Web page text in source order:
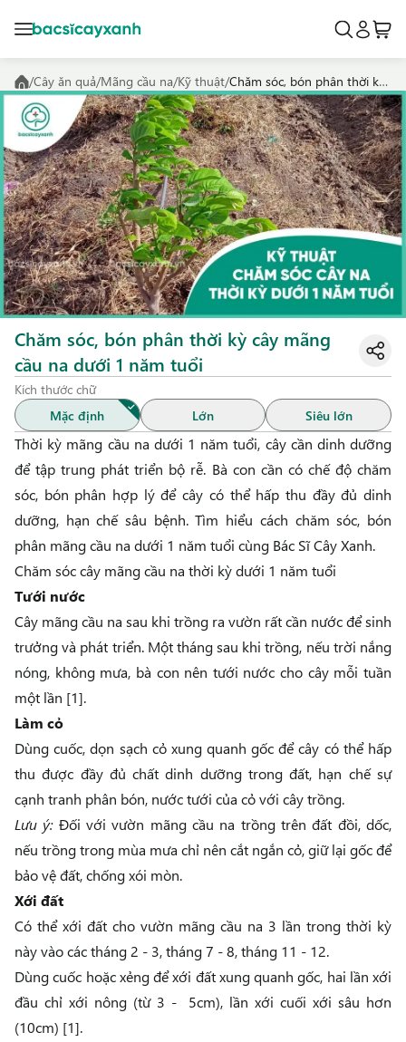
/Cây ăn quả/Mãng cầu na/Kỹ thuật/ Chăm sóc, bón phân thời kỳ cây mãng cầu na dưới 1 năm tuổi
Chăm sóc, bón phân thời kỳ cây mãng
cầu na dưới 1 năm tuổi
Kích thước chữ
Mặc định
Lớn Siêu lớn
Thời kỳ mãng cầu na dưới 1 năm tuổi, cây cần dinh dưỡng
để tập trung phát triển bộ rễ. Bà con cần có chế độ chăm
sóc, bón phân hợp lý để cây có thể hấp thu đầy đủ dinh
dưỡng, hạn chế sâu bệnh. Tìm hiểu cách chăm sóc, bón
phân mãng cầu na dưới 1 năm tuổi cùng Bác Sĩ Cây Xanh.
Chăm sóc cây mãng cầu na thời kỳ dưới 1 năm tuổi
Tưới nước
Cây mãng cầu na sau khi trồng ra vườn rất cần nước để sinh
trưởng và phát triển. Một tháng sau khi trồng, nếu trời nắng
nóng, không mưa, bà con nên tưới nước cho cây mỗi tuần
một lần [1].
Làm cỏ
Dùng cuốc, dọn sạch cỏ xung quanh gốc để cây có thể hấp
thu được đầy đủ chất dinh dưỡng trong đất, hạn chế sự
cạnh tranh phân bón, nước tưới của cỏ với cây trồng.
Lưu ý:Đối với vườn mãng cầu na trồng trên đất đồi, dốc,
nếu trồng trong mùa mưa chỉ nên cắt ngắn cỏ, giữ lại gốc để
bảo vệ đất, chống xói mòn.
Xới đất
Có thể xới đất cho vườn mãng cầu na 3 lần trong thời kỳ
này vào các tháng 2 - 3, tháng 7 - 8, tháng 11 - 12.
Dùng cuốc hoặc xẻng để xới đất xung quanh gốc, hai lần xới
đầu chỉ xới nông (từ 3 - 5cm), lần xới cuối xới sâu hơn
(10cm) [1].